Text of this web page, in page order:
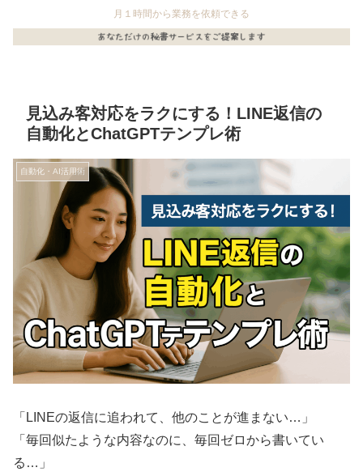
月１時間から業務を依頼できる
見込み客対応をラクにする！LINE返信の
自動化とChatGPTテンプレ術
自動化・AI活用術
「LINEの返信に追われて、他のことが進まない…」
「毎回似たような内容なのに、毎回ゼロから書いてい
る…」